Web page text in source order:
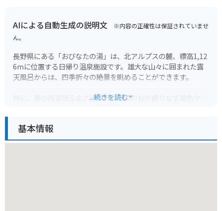
AIによる自動生成の説明文 ※内容の正確性は保証されていませ
ん。
長野県にある「おびなたの湯」は、北アルプスの麓、標高1,12
6mに位置する日帰り温泉施設です。雄大な山々に囲まれた露
天風呂からは、四季折々の絶景を眺めることができます。
特に、春の残雪残る北アルプスと満開の桜が織りなす景色や、
温泉は、神経痛や筋肉痛、関節痛などに効能があるとされ、
...続きを読む
基本情報